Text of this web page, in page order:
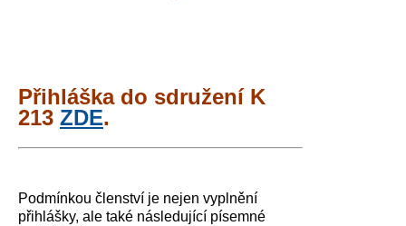
Přihláška do sdružení K
213 ZDE.
Podmínkou členství je nejen vyplnění
přihlášky, ale také následující písemné